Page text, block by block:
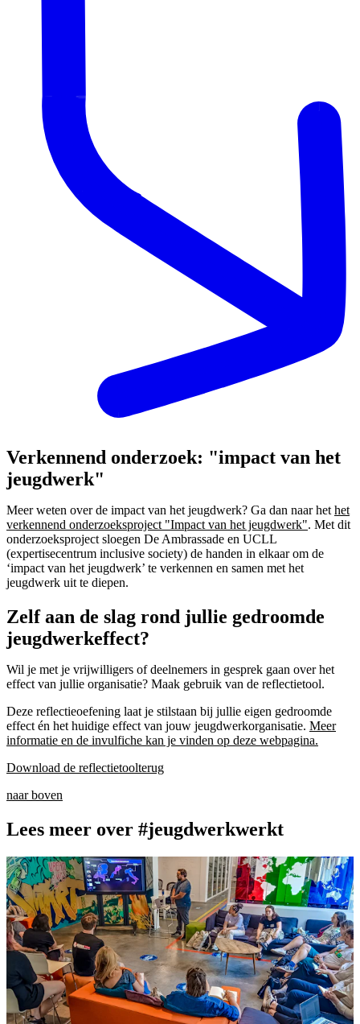
Verkennend onderzoek: "impact van het
jeugdwerk"
Meer weten over de impact van het jeugdwerk? Ga dan naar het het
verkennend onderzoeksproject "Impact van het jeugdwerk". Met dit
onderzoeksproject sloegen De Ambrassade en UCLL
(expertisecentrum inclusive society) de handen in elkaar om de
‘impact van het jeugdwerk’ te verkennen en samen met het
jeugdwerk uit te diepen.
Zelf aan de slag rond jullie gedroomde
jeugdwerkeffect?
Wil je met je vrijwilligers of deelnemers in gesprek gaan over het
effect van jullie organisatie? Maak gebruik van de reflectietool.
Deze reflectieoefening laat je stilstaan bij jullie eigen gedroomde
effect én het huidige effect van jouw jeugdwerkorganisatie. Meer
informatie en de invulfiche kan je vinden op deze webpagina.
Download de reflectietoolterug
naar boven
Lees meer over #jeugdwerkwerkt